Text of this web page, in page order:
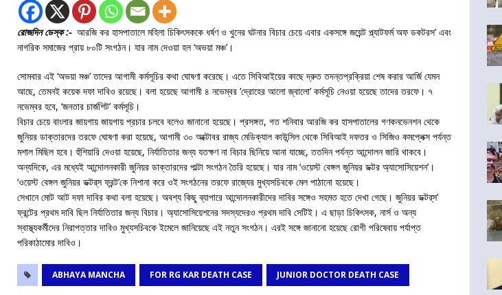
রোজদিন ডেস্ক :- আরজি কর হাসপাতালে মহিলা চিকিৎসককে ধর্ষণ ও খুনের ঘটনার বিচার চেয়ে এবার একসঙ্গে জয়েন্ট প্ল্যাটফর্ম অফ ডকটরস’ এবং
নাগরিক সমাজের প্রায় ৮০টি সংগঠন। যার নাম দেওয়া হল ‘অভয়া মঞ্চ’।
সোমবার এই ‘অভয়া মঞ্চ’ তাদের আগামী কর্মসূচির কথা ঘোষণা করেছে। এতে সিবিআইয়ের কাছে দ্রুত তদন্তপ্রক্রিয়া শেষ করার আর্জি যেমন
আছে, তেমনই কয়েক দফা দাবিও রয়েছে। বলা হয়েছে আগামী ৪ নভেম্বর ‘দ্রোহের আলো জ্বালো’ কর্মসূচি নেওয়া হয়েছে তাদের তরফে। ৭
নভেম্বর হবে, ‘জনতার চার্জশিট’ কর্মসূচি।
বিচার চেয়ে বাংলার জায়গায় জায়গায় প্রচার চলবে বলেও জানানো হয়েছে। প্রসঙ্গত, গত শনিবার আরজি কর হাসপাতালের গণকনভেনশন থেকে
জুনিয়র ডাক্তারদের তরফে ঘোষণা করা হয়েছে, আগামী ৩০ অক্টোবর রাজ্য মেডিক্যাল কাউন্সিল থেকে সিবিআই দফতর ও সিজিও কমপ্লেক্স পর্যন্ত
মশাল মিছিল হবে। হুঁশিয়ারি দেওয়া হয়েছে, নির্যাতিতার জন্য যতক্ষণ না বিচার ছিনিয়ে আনা যাচ্ছে, ততদিন পর্যন্ত আন্দোলন জারি থাকবে।
অন্যদিকে, এর মধ্যেই আন্দোলনকারী জুনিয়র ডাক্তারদের পাল্টা সংগঠন তৈরি হয়েছে। যার নাম ‘ওয়েস্ট বেঙ্গল জুনিয়র ডক্টর অ্যাসোসিয়েশন’।
‘ওয়েস্ট বেঙ্গল জুনিয়র ডক্টর্‌স ফ্রন্ট’কে নিশানা করে ওই সংগঠনের তরফে রাজ্যের মুখ্যসচিবকে মেল পাঠানো হয়েছে।
সেখানে মোট আট দফা দাবির কথা বলা হয়েছে। অবশ্য কিছু ব্যাপারে আন্দোলনকারীদের দাবির সঙ্গেও সহমত হতে দেখা গেছে। জুনিয়র ডক্টর্‌স’
ফ্রন্টের প্রথম দাবি ছিল নির্যাতিতার জন্য বিচার। অ্যাসোসিয়েশনের সদস্যদেরও প্রথম দাবি সেটিই। এ ছাড়া চিকিৎসক, নার্স ও অন্য
স্বাস্থ্যকর্মীদের নিরাপত্তার দাবিও মুখ্যসচিবকে ইমেলে জানিয়েছে এই নতুন সংগঠন। এরই সঙ্গে জানানো হয়েছে রোগী পরিষেবায় পর্যাপ্ত
পরিকাঠামোর দাবিও।
ABHAYA MANCHA FOR RG KAR DEATH CASE JUNIOR DOCTOR DEATH CASE